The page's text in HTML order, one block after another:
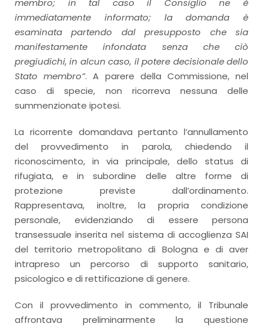
membro; in tal caso il Consiglio ne è
immediatamente informato; la domanda è
esaminata partendo dal presupposto che sia
manifestamente infondata senza che ciò
pregiudichi, in alcun caso, il potere decisionale dello
Stato membro”. A parere della Commissione, nel
caso di specie, non ricorreva nessuna delle
summenzionate ipotesi.
La ricorrente domandava pertanto l’annullamento
del provvedimento in parola, chiedendo il
riconoscimento, in via principale, dello status di
rifugiata, e in subordine delle altre forme di
protezione previste dall’ordinamento.
Rappresentava, inoltre, la propria condizione
personale, evidenziando di essere persona
transessuale inserita nel sistema di accoglienza SAI
del territorio metropolitano di Bologna e di aver
intrapreso un percorso di supporto sanitario,
psicologico e di rettificazione di genere.
Con il provvedimento in commento, il Tribunale
affrontava preliminarmente la questione